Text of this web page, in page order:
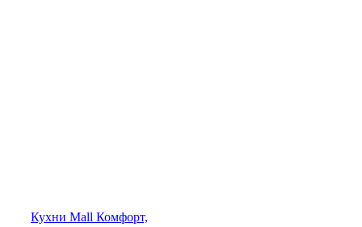
Кухни Mall Комфорт,